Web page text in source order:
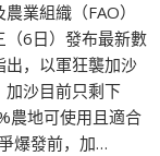
業組織（FAO）
（6日）發布最新數
出，以軍狂襲加沙
加沙目前只剩下
農地可使用且適合
爆發前，加…